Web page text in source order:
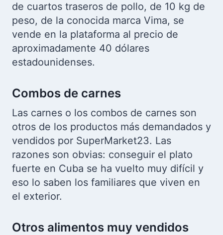
de cuartos traseros de pollo, de 10 kg de
peso, de la conocida marca Vima, se
vende en la plataforma al precio de
aproximadamente 40 dólares
estadounidenses.
Combos de carnes
Las carnes o los combos de carnes son
otros de los productos más demandados y
vendidos por SuperMarket23. Las
razones son obvias: conseguir el plato
fuerte en Cuba se ha vuelto muy difícil y
eso lo saben los familiares que viven en
el exterior.
Otros alimentos muy vendidos